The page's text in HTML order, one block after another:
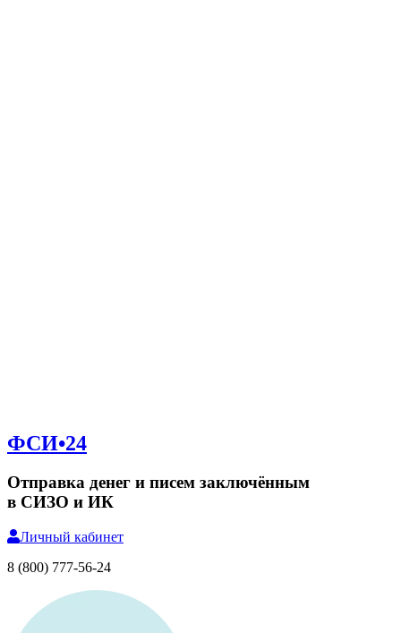
ФСИ•24
Отправка денег и писем заключённым
в СИЗО и ИК
Личный кабинет
8 (800) 777-56-24